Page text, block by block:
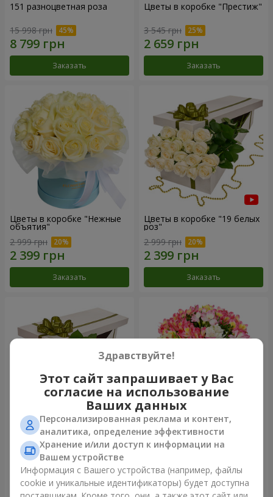
151 разноцветная роза
15 998 грн
Заказать
Цветы в коробке "Престиж"
3 545 грн
Заказать
Цветы в коробке "Нежные
объятия"
2 999 грн
Заказать
Цветы в коробке "19 белых
роз"
2 999 грн
Заказать
Цветы в коробке "15
розовых роз"
2 352 грн
Заказать
Букет "Сказка для двоих!"
Заказать
Здравствуйте!
Этот сайт запрашивает у Вас
согласие на использование
Ваших данных
Персонализированная реклама и контент,
аналитика, определение эффективности
Хранение и/или доступ к информации на
Вашем устройстве
Информация с Вашего устройства (например, файлы
cookie и уникальные идентификаторы) будет доступна